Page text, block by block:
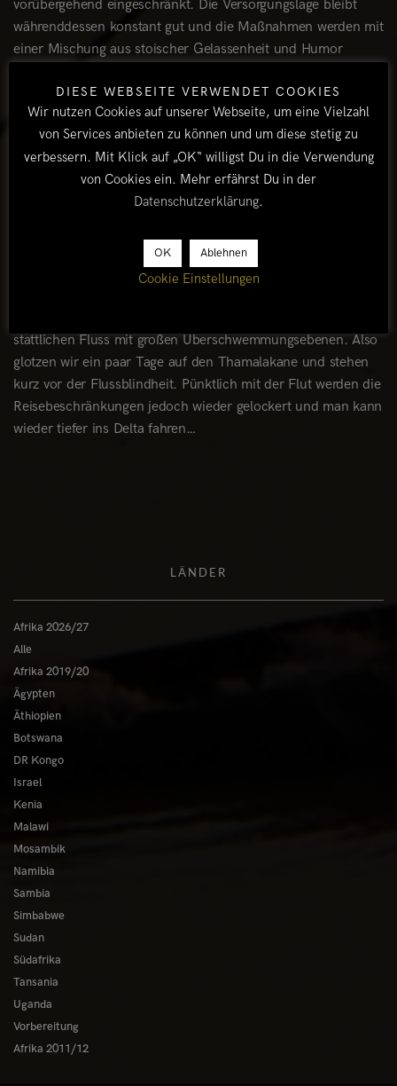
vorübergehend eingeschränkt. Die Versorgungslage bleibt
währenddessen konstant gut und die Maßnahmen werden mit
einer Mischung aus stoischer Gelassenheit und Humor
Hände desinfiziert, meint lapidar: „Corona is an asshole!“
Uns als Europäern könnte man dabei nicht freundlicher
begegnen. Das nur mal nebenbei bemerkt, da man so oft das
Gegenteil liest und hört.
Den Lockdown verbringen wir am Thamalakane in der Nähe
Hauptkanäle des Okavangodelta gespeist und liegt bei
unserer Ankunft komplett trocken. Eines Morgens bahnt sich
stattlichen Fluss mit großen Überschwemmungsebenen. Also
glotzen wir ein paar Tage auf den Thamalakane und stehen
kurz vor der Flussblindheit. Pünktlich mit der Flut werden die
Reisebeschränkungen jedoch wieder gelockert und man kann
wieder tiefer ins Delta fahren…
LÄNDER
Afrika 2026/27
Alle
Afrika 2019/20
Ägypten
Äthiopien
Botswana
DR Kongo
Israel
Kenia
Malawi
Mosambik
Namibia
Sambia
Simbabwe
Sudan
Südafrika
Tansania
Uganda
Vorbereitung
Afrika 2011/12
DIESE WEBSEITE VERWENDET COOKIES
Wir nutzen Cookies auf unserer Webseite, um eine Vielzahl
von Services anbieten zu können und um diese stetig zu
verbessern. Mit Klick auf „OK“ willigst Du in die Verwendung
von Cookies ein. Mehr erfährst Du in der
Datenschutzerklärung.
OK Ablehnen
Cookie Einstellungen